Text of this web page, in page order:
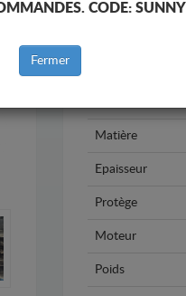
Matière
Epaisseur
Protège
Moteur
Poids
CODE:
Fermer